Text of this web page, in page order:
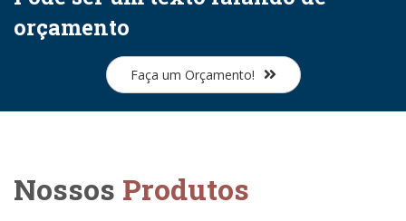
orçamento
Faça um Orçamento!
Nossos Produtos